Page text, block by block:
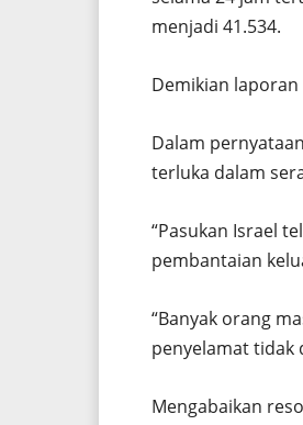
menjadi 41.534.
Demikian laporan
Dalam
terluka dalam
“Pasukan Israel
pembantaian
“Banyak orang
penyelamat tidak
Mengabaikan